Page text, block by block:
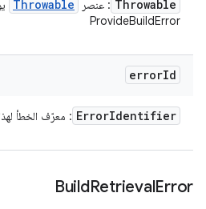
Throwable : عنصر Throwable
ProvideBuildError
errorId
ErrorIdentifier : معرّف الخطأ
BuildRetrievalError